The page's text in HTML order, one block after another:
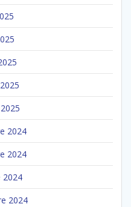
2024
2024
2024